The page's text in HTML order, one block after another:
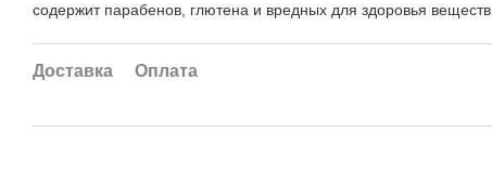
содержит парабенов, глютена и вредных для здоровья веществ.
Доставка Оплата